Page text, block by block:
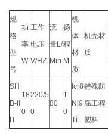
规
格
型
号
功
率
W
工作
电压
V/HZ
流
量L/
Min
扬
程
M
机
体
材
质
机壳材
质
SH
B-II
IT
18
0
220/5
0
80
1
0
Icr8
Ni9
Ti
特殊防
腐工程
塑料